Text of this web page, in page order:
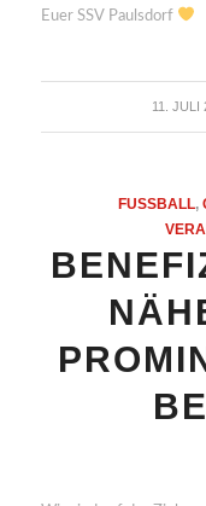
Euer SSV Paulsdorf
11. JULI
/
FUSSBALL ,